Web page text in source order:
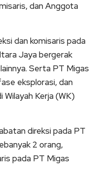
dan Anggota
dan komisaris pada
Jaya bergerak
Serta PT Migas
eksplorasi, dan
Kerja (WK)
direksi pada PT
2 orang,
pada PT Migas